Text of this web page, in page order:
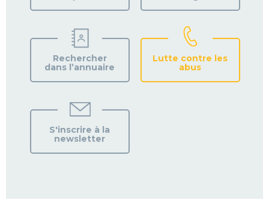
Rechercher
dans l’annuaire
Lutte contre les
abus
S'inscrire à la
newsletter